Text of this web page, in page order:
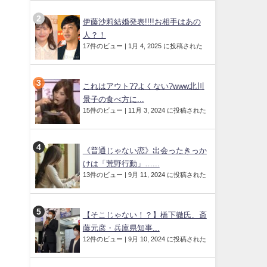
伊藤沙莉結婚発表!!!!お相手はあの
人？！
17件のビュー | 1月 4, 2025 に投稿された
これはアウト??よくない?www北川
景子の食べ方に...
15件のビュー | 11月 3, 2024 に投稿された
《普通じゃない恋》出会ったきっか
けは「荒野行動」…...
13件のビュー | 9月 11, 2024 に投稿された
【そこじゃない！？】橋下徹氏、斎
藤元彦・兵庫県知事...
12件のビュー | 9月 10, 2024 に投稿された